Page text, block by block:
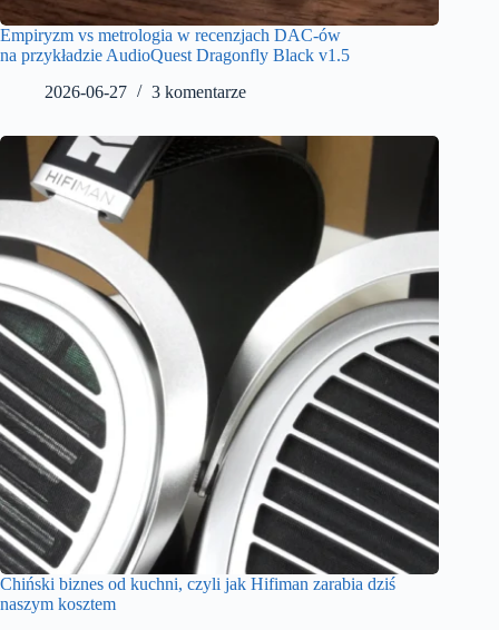
Empiryzm vs metrologia w recenzjach DAC-ów
na przykładzie AudioQuest Dragonfly Black v1.5
2026-06-27
3 komentarze
Chiński biznes od kuchni, czyli jak Hifiman zarabia dziś
naszym kosztem